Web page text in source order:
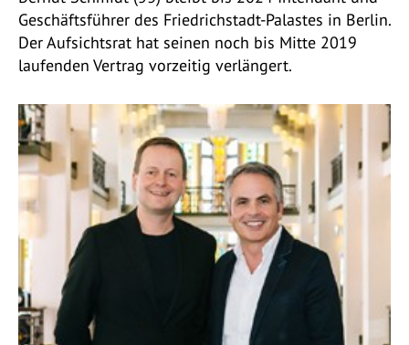
Geschäftsführer des Friedrichstadt-Palastes in Berlin.
Der Aufsichtsrat hat seinen noch bis Mitte 2019
laufenden Vertrag vorzeitig verlängert.